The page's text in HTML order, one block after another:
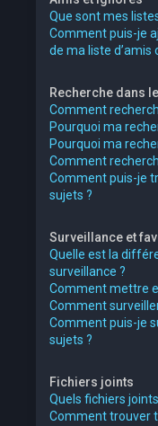
Que sont mes
Comment puis-je
de ma liste d’amis
Recherche dans
Comment
Pourquoi ma
Pourquoi ma
Comment
Comment puis-je
sujets ?
Surveillance et
Quelle est la
surveillance ?
Comment mettre
Comment
Comment puis-je
sujets ?
Fichiers joints
Quels fichiers
Comment trouver